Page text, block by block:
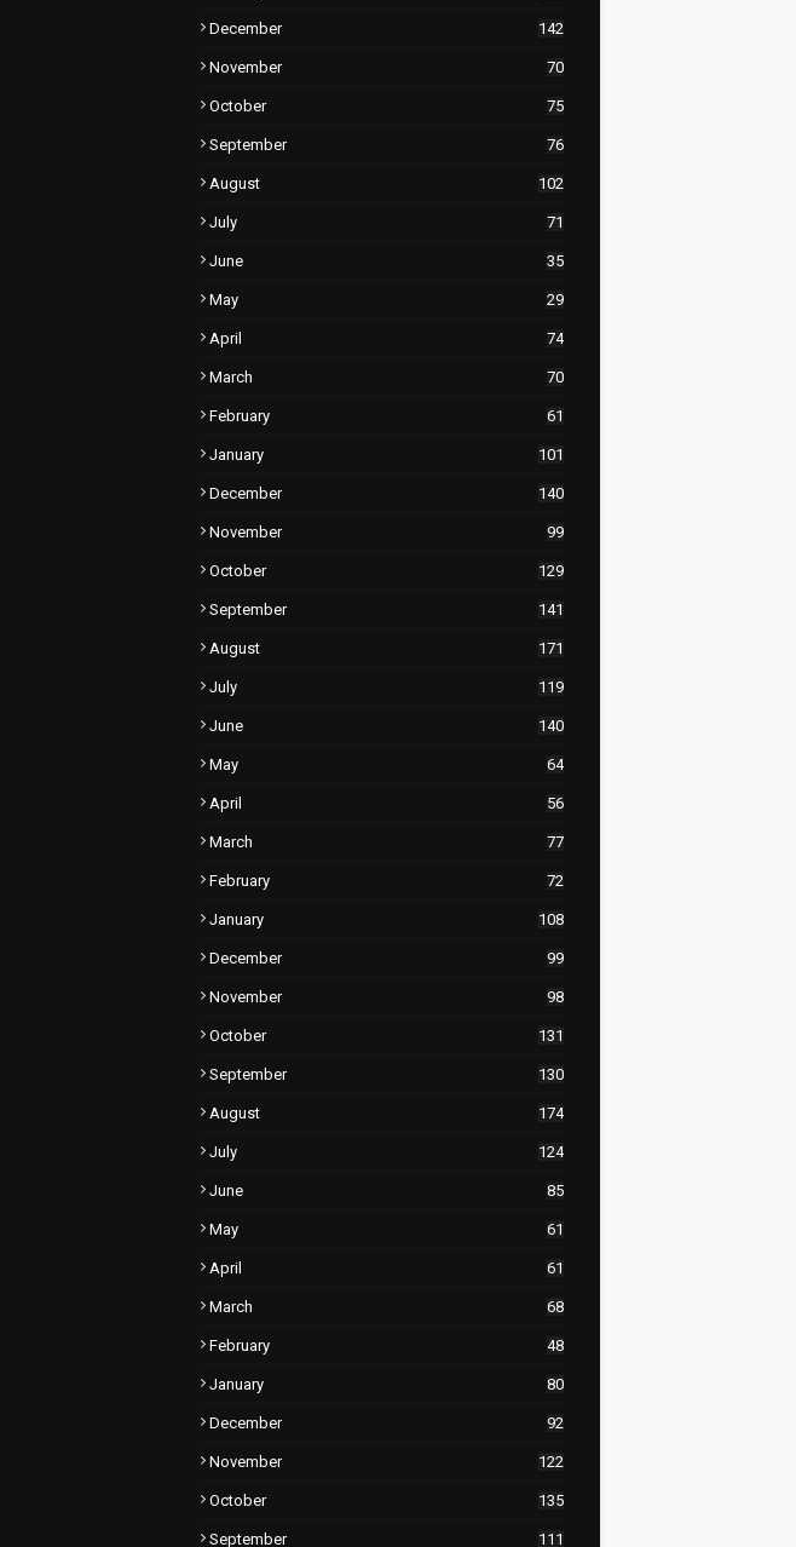
December 142
November 70
October 75
September 76
August 102
July 71
June 35
May 29
April 74
March 70
February 61
January 101
December 140
November 99
October 129
September 141
August 171
July 119
June 140
May 64
April 56
March 77
February 72
January 108
December 99
November 98
October 131
September 130
August 174
July 124
June 85
May 61
April 61
March 68
February 48
January 80
December 92
November 122
October 135
September 111